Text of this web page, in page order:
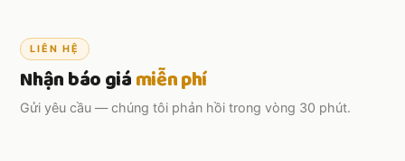
LIÊN HỆ
Nhận báo giámiễn phí
Gửi yêu cầu — chúng tôi phản hồi trong vòng 30 phút.